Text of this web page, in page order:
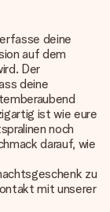
deine
auf dem
Der
deine
ist wie eure
noch
darauf, wie
zu
mit unserer